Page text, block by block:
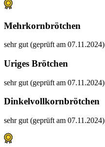
Mehrkornbrötchen
sehr gut (geprüft am 07.11.2024)
Uriges Brötchen
sehr gut (geprüft am 07.11.2024)
Dinkelvollkornbrötchen
sehr gut (geprüft am 07.11.2024)